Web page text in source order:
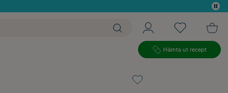
Hämta ut recept